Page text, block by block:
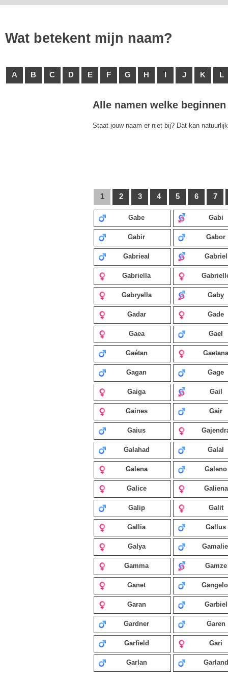
Wat betekent mijn naam?
A B C D E F G H J K L
Alle namen welke
Staat jouw naam er niet bij? Dat kan
1 2 3 4 5 6 7
Gabe Gabi
Gabir Gabor
Gabrieal Gabriel
Gabriella
Gabryella Gaby
Gadar Gade
Gaea Gael
Gaétan Gaetana
Gagan Gage
Gaiga Gail
Gaines Gair
Gaius
Galahad Galal
Galena Galeno
Galice Galiena
Galip Galit
Gallia Gallus
Galya
Gamma Gamze
Ganet
Garan Garbiel
Gardner Garen
Garfield Gari
Garlan Garland